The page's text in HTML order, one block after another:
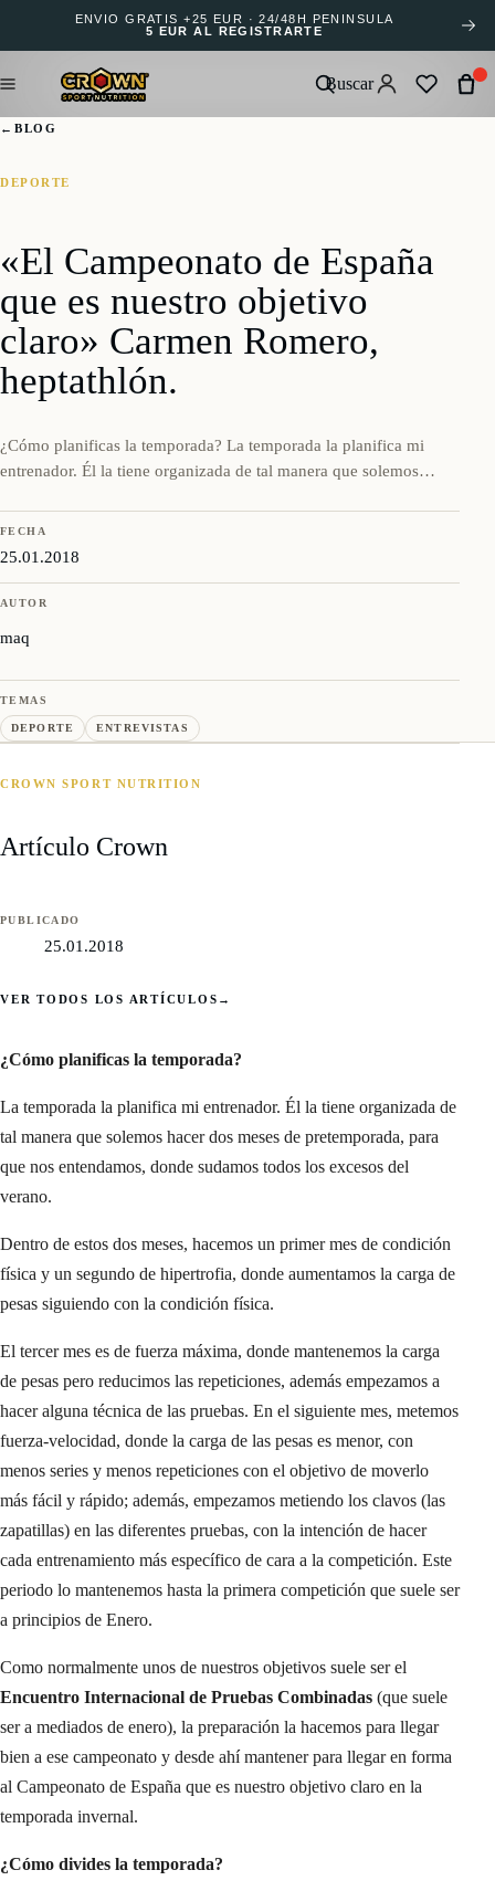
ENVÍO GRATIS +25 EUR · 24/48H PENÍNSULA
5 EUR AL REGISTRARTE
Buscar
← BLOG
DEPORTE
«El Campeonato de España
que es nuestro objetivo
claro» Carmen Romero,
heptathlón.
¿Cómo planificas la temporada? La temporada la planifica mi
entrenador. Él la tiene organizada de tal manera que solemos…
FECHA
25.01.2018
AUTOR
maq
TEMAS
DEPORTE ENTREVISTAS
CROWN SPORT NUTRITION
Artículo Crown
PUBLICADO
25.01.2018
VER TODOS LOS ARTÍCULOS →
¿Cómo planificas la temporada?
La temporada la planifica mi entrenador. Él la tiene organizada de
tal manera que solemos hacer dos meses de pretemporada, para
que nos entendamos, donde sudamos todos los excesos del
verano.
Dentro de estos dos meses, hacemos un primer mes de condición
física y un segundo de hipertrofia, donde aumentamos la carga de
pesas siguiendo con la condición física.
El tercer mes es de fuerza máxima, donde mantenemos la carga
de pesas pero reducimos las repeticiones, además empezamos a
hacer alguna técnica de las pruebas. En el siguiente mes, metemos
fuerza-velocidad, donde la carga de las pesas es menor, con
menos series y menos repeticiones con el objetivo de moverlo
más fácil y rápido; además, empezamos metiendo los clavos (las
zapatillas) en las diferentes pruebas, con la intención de hacer
cada entrenamiento más específico de cara a la competición. Este
periodo lo mantenemos hasta la primera competición que suele ser
a principios de Enero.
Como normalmente unos de nuestros objetivos suele ser el
Encuentro Internacional de Pruebas Combinadas (que suele
ser a mediados de enero), la preparación la hacemos para llegar
bien a ese campeonato y desde ahí mantener para llegar en forma
al Campeonato de España que es nuestro objetivo claro en la
temporada invernal.
¿Cómo divides la temporada?